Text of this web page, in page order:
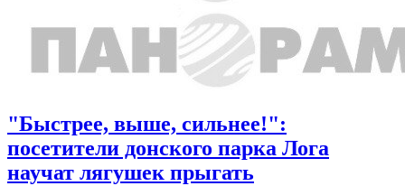
"Быстрее, выше, сильнее!":
посетители донского парка Лога
научат лягушек прыгать